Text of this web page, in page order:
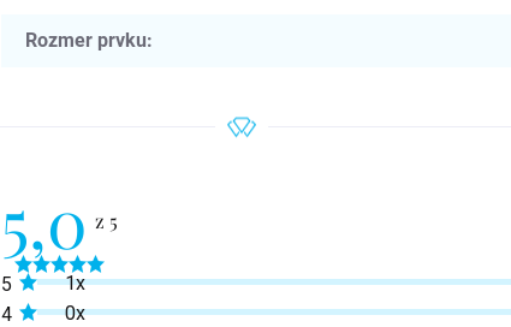
Rozmer prvku:
5,0
Priemerné
hodnotenie
produktu
5
1x
4
0x